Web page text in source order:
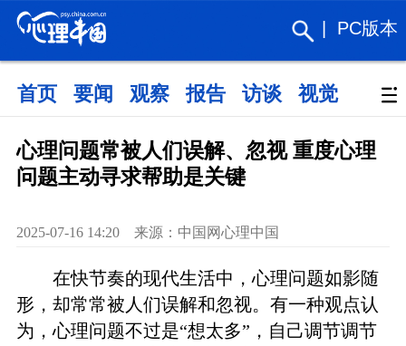
PC版本
首页 要闻 观察 报告 访谈 视觉 政策
心理问题常被人们误解、忽视 重度心理
问题主动寻求帮助是关键
2025-07-16 14:20 来源：中国网心理中国
在快节奏的现代生活中，心理问题如影随
形，却常常被人们误解和忽视。有一种观点认
为，心理问题不过是“想太多”，自己调节调节